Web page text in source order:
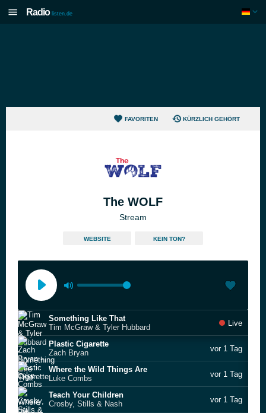
Radio listen.de
FAVORITEN KÜRZLICH GEHÖRT
The WOLF
Stream
WEBSITE KEIN TON?
Something Like That
Tim McGraw & Tyler Hubbard
Live
Plastic Cigarette
Zach Bryan
vor 1 Tag
Where the Wild Things Are
Luke Combs
vor 1 Tag
Teach Your Children
Crosby, Stills & Nash
vor 1 Tag